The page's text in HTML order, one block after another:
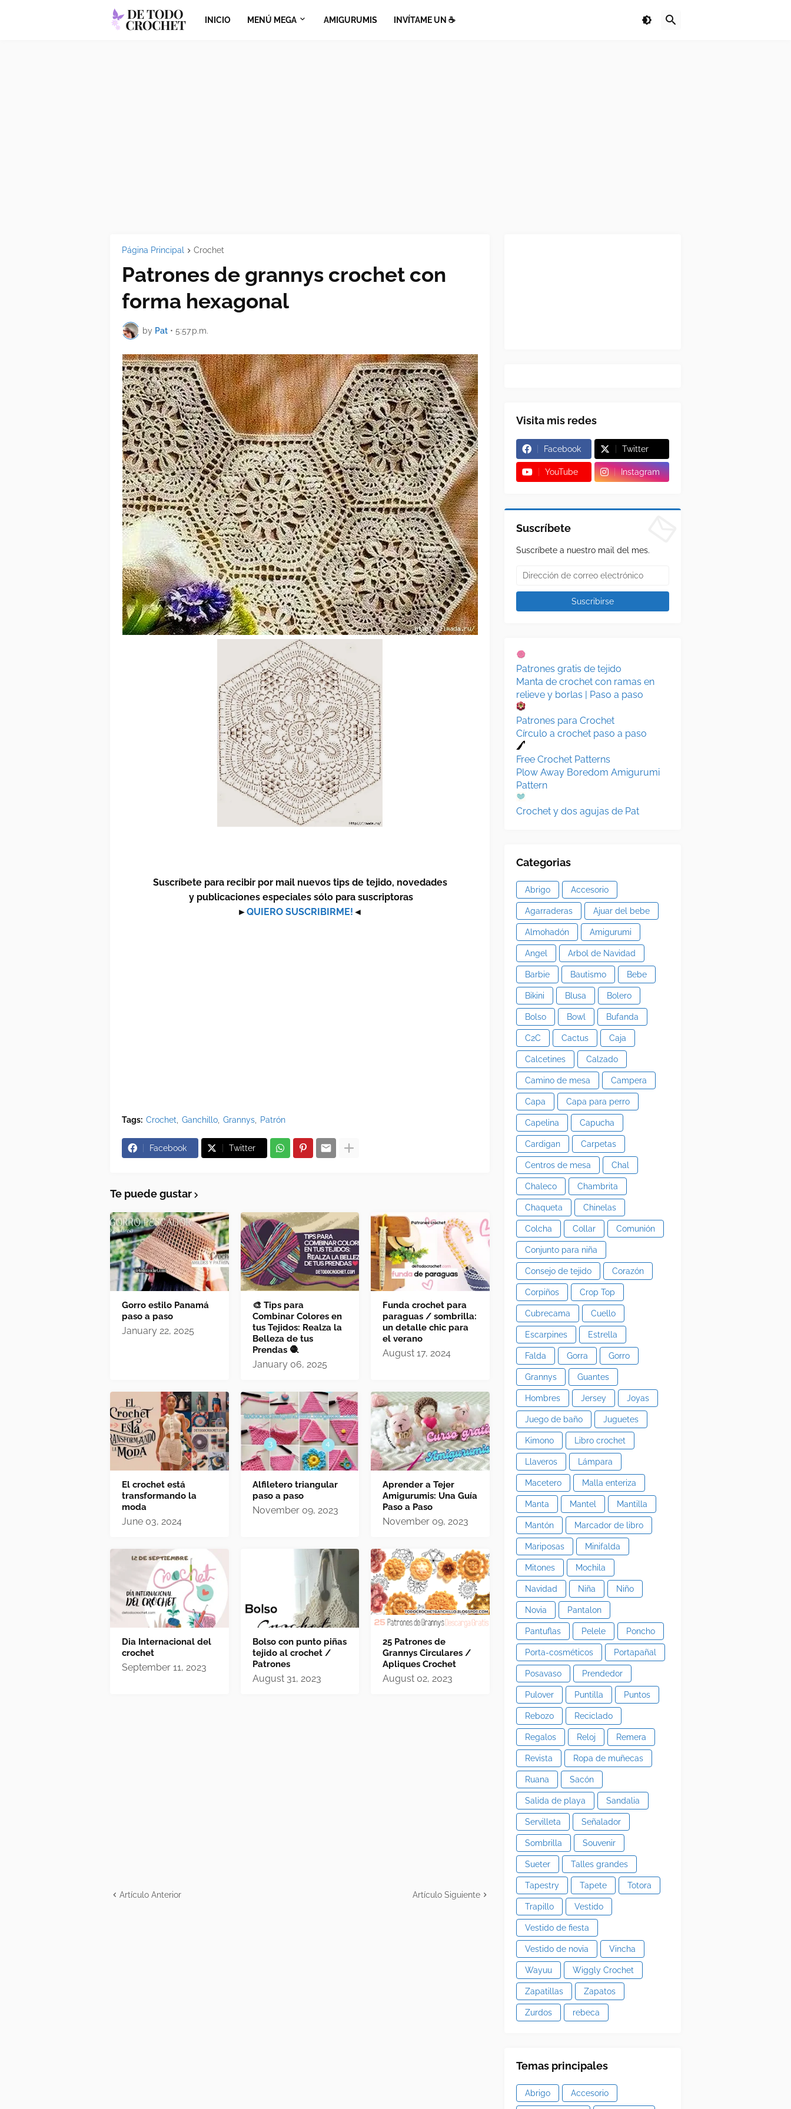
INICIO MENÚ MEGA AMIGURUMIS INVÍTAME UN ☕​
Página Principal Crochet
Patrones de grannys crochet con
forma hexagonal
by Pat • 5:57 p.m.
Suscríbete para recibir por mail nuevos tips de tejido, novedades
y publicaciones especiales sólo para suscriptoras
►QUIERO SUSCRIBIRME! ◄
Tags: Crochet Ganchillo Grannys Patrón
Facebook Twitter
Te puede gustar
Gorro estilo Panamá
paso a paso
January 22, 2025
🎨 Tips para
Combinar Colores en
tus Tejidos: Realza la
Belleza de tus
Prendas 🧶
January 06, 2025
Funda crochet para
paraguas / sombrilla:
un detalle chic para
el verano
August 17, 2024
El crochet está
transformando la
moda
June 03, 2024
Alfiletero triangular
paso a paso
November 09, 2023
Aprender a Tejer
Amigurumis: Una Guía
Paso a Paso
November 09, 2023
Dia Internacional del
crochet
September 11, 2023
Bolso con punto piñas
tejido al crochet /
Patrones
August 31, 2023
25 Patrones de
Grannys Circulares /
Apliques Crochet
August 02, 2023
Artículo Anterior Artículo Siguiente
Visita mis redes
Facebook Twitter
YouTube Instagram
Suscríbete
Suscríbete a nuestro mail del mes.
Patrones gratis de tejido
Manta de crochet con ramas en
relieve y borlas | Paso a paso
Patrones para Crochet
Círculo a crochet paso a paso
Free Crochet Patterns
Plow Away Boredom Amigurumi
Pattern
Crochet y dos agujas de Pat
Categorias
Abrigo Accesorio
Agarraderas Ajuar del bebe
Almohadón Amigurumi
Angel Arbol de Navidad
Barbie Bautismo Bebe
Bikini Blusa Bolero
Bolso Bowl Bufanda
C2C Cactus Caja
Calcetines Calzado
Camino de mesa Campera
Capa Capa para perro
Capelina Capucha
Cardigan Carpetas
Centros de mesa Chal
Chaleco Chambrita
Chaqueta Chinelas
Colcha Collar Comunión
Conjunto para niña
Consejo de tejido Corazón
Corpiños Crop Top
Cubrecama Cuello
Escarpines Estrella
Falda Gorra Gorro
Grannys Guantes
Hombres Jersey Joyas
Juego de baño Juguetes
Kimono Libro crochet
Llaveros Lámpara
Macetero Malla enteriza
Manta Mantel Mantilla
Mantón Marcador de libro
Mariposas Minifalda
Mitones Mochila
Navidad Niña Niño
Novia Pantalon
Pantuflas Pelele Poncho
Porta-cosméticos Portapañal
Posavaso Prendedor
Pulover Puntilla Puntos
Rebozo Reciclado
Regalos Reloj Remera
Revista Ropa de muñecas
Ruana Sacón
Salida de playa Sandalia
Servilleta Señalador
Sombrilla Souvenir
Sueter Talles grandes
Tapestry Tapete Totora
Trapillo Vestido
Vestido de fiesta
Vestido de novia Vincha
Wayuu Wiggly Crochet
Zapatillas Zapatos
Zurdos rebeca
Temas principales
Abrigo Accesorio